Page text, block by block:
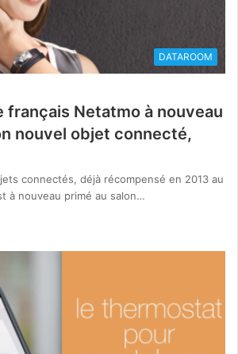
DATAROOM
français Netatmo à nouveau
nouvel objet connecté,
connectés, déjà récompensé en 2013 au
à nouveau primé au salon…